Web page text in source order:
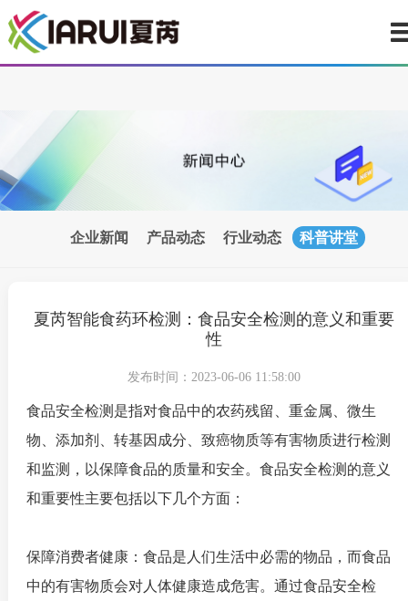
食品安全检测是指对食品中的农药残留、重金属、微生物、添加剂
基因成分、致癌物质等有害物质进行检测和监测，以保障食品的质
安全。食品安全检测的意义和重要性主要包括以下几个方面：
企业新闻 产品动态 行业动态 科普讲堂
夏芮智能食药环检测：食品安全检测的意义和重要
性
发布时间：2023-06-06 11:58:00
食品安全检测是指对食品中的农药残留、重金属、微生
物、添加剂、转基因成分、致癌物质等有害物质进行检测
和监测，以保障食品的质量和安全。食品安全检测的意义
和重要性主要包括以下几个方面：
保障消费者健康：食品是人们生活中必需的物品，而食品
中的有害物质会对人体健康造成危害。通过食品安全检